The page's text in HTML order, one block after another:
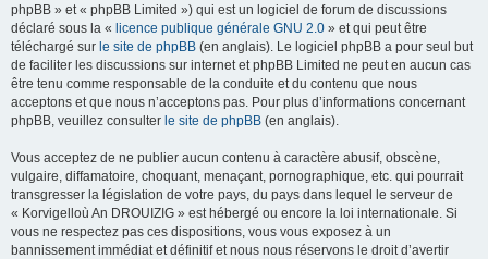
phpBB » et « phpBB Limited ») qui est un logiciel de forum de discussions
déclaré sous la « licence publique générale GNU 2.0 » et qui peut être
téléchargé sur le site de phpBB (en anglais). Le logiciel phpBB a pour seul but
de faciliter les discussions sur internet et phpBB Limited ne peut en aucun cas
être tenu comme responsable de la conduite et du contenu que nous
acceptons et que nous n’acceptons pas. Pour plus d’informations concernant
phpBB, veuillez consulter le site de phpBB (en anglais).
Vous acceptez de ne publier aucun contenu à caractère abusif, obscène,
vulgaire, diffamatoire, choquant, menaçant, pornographique, etc. qui pourrait
transgresser la législation de votre pays, du pays dans lequel le serveur de
« Korvigelloù An DROUIZIG » est hébergé ou encore la loi internationale. Si
vous ne respectez pas ces dispositions, vous vous exposez à un
bannissement immédiat et définitif et nous nous réservons le droit d’avertir